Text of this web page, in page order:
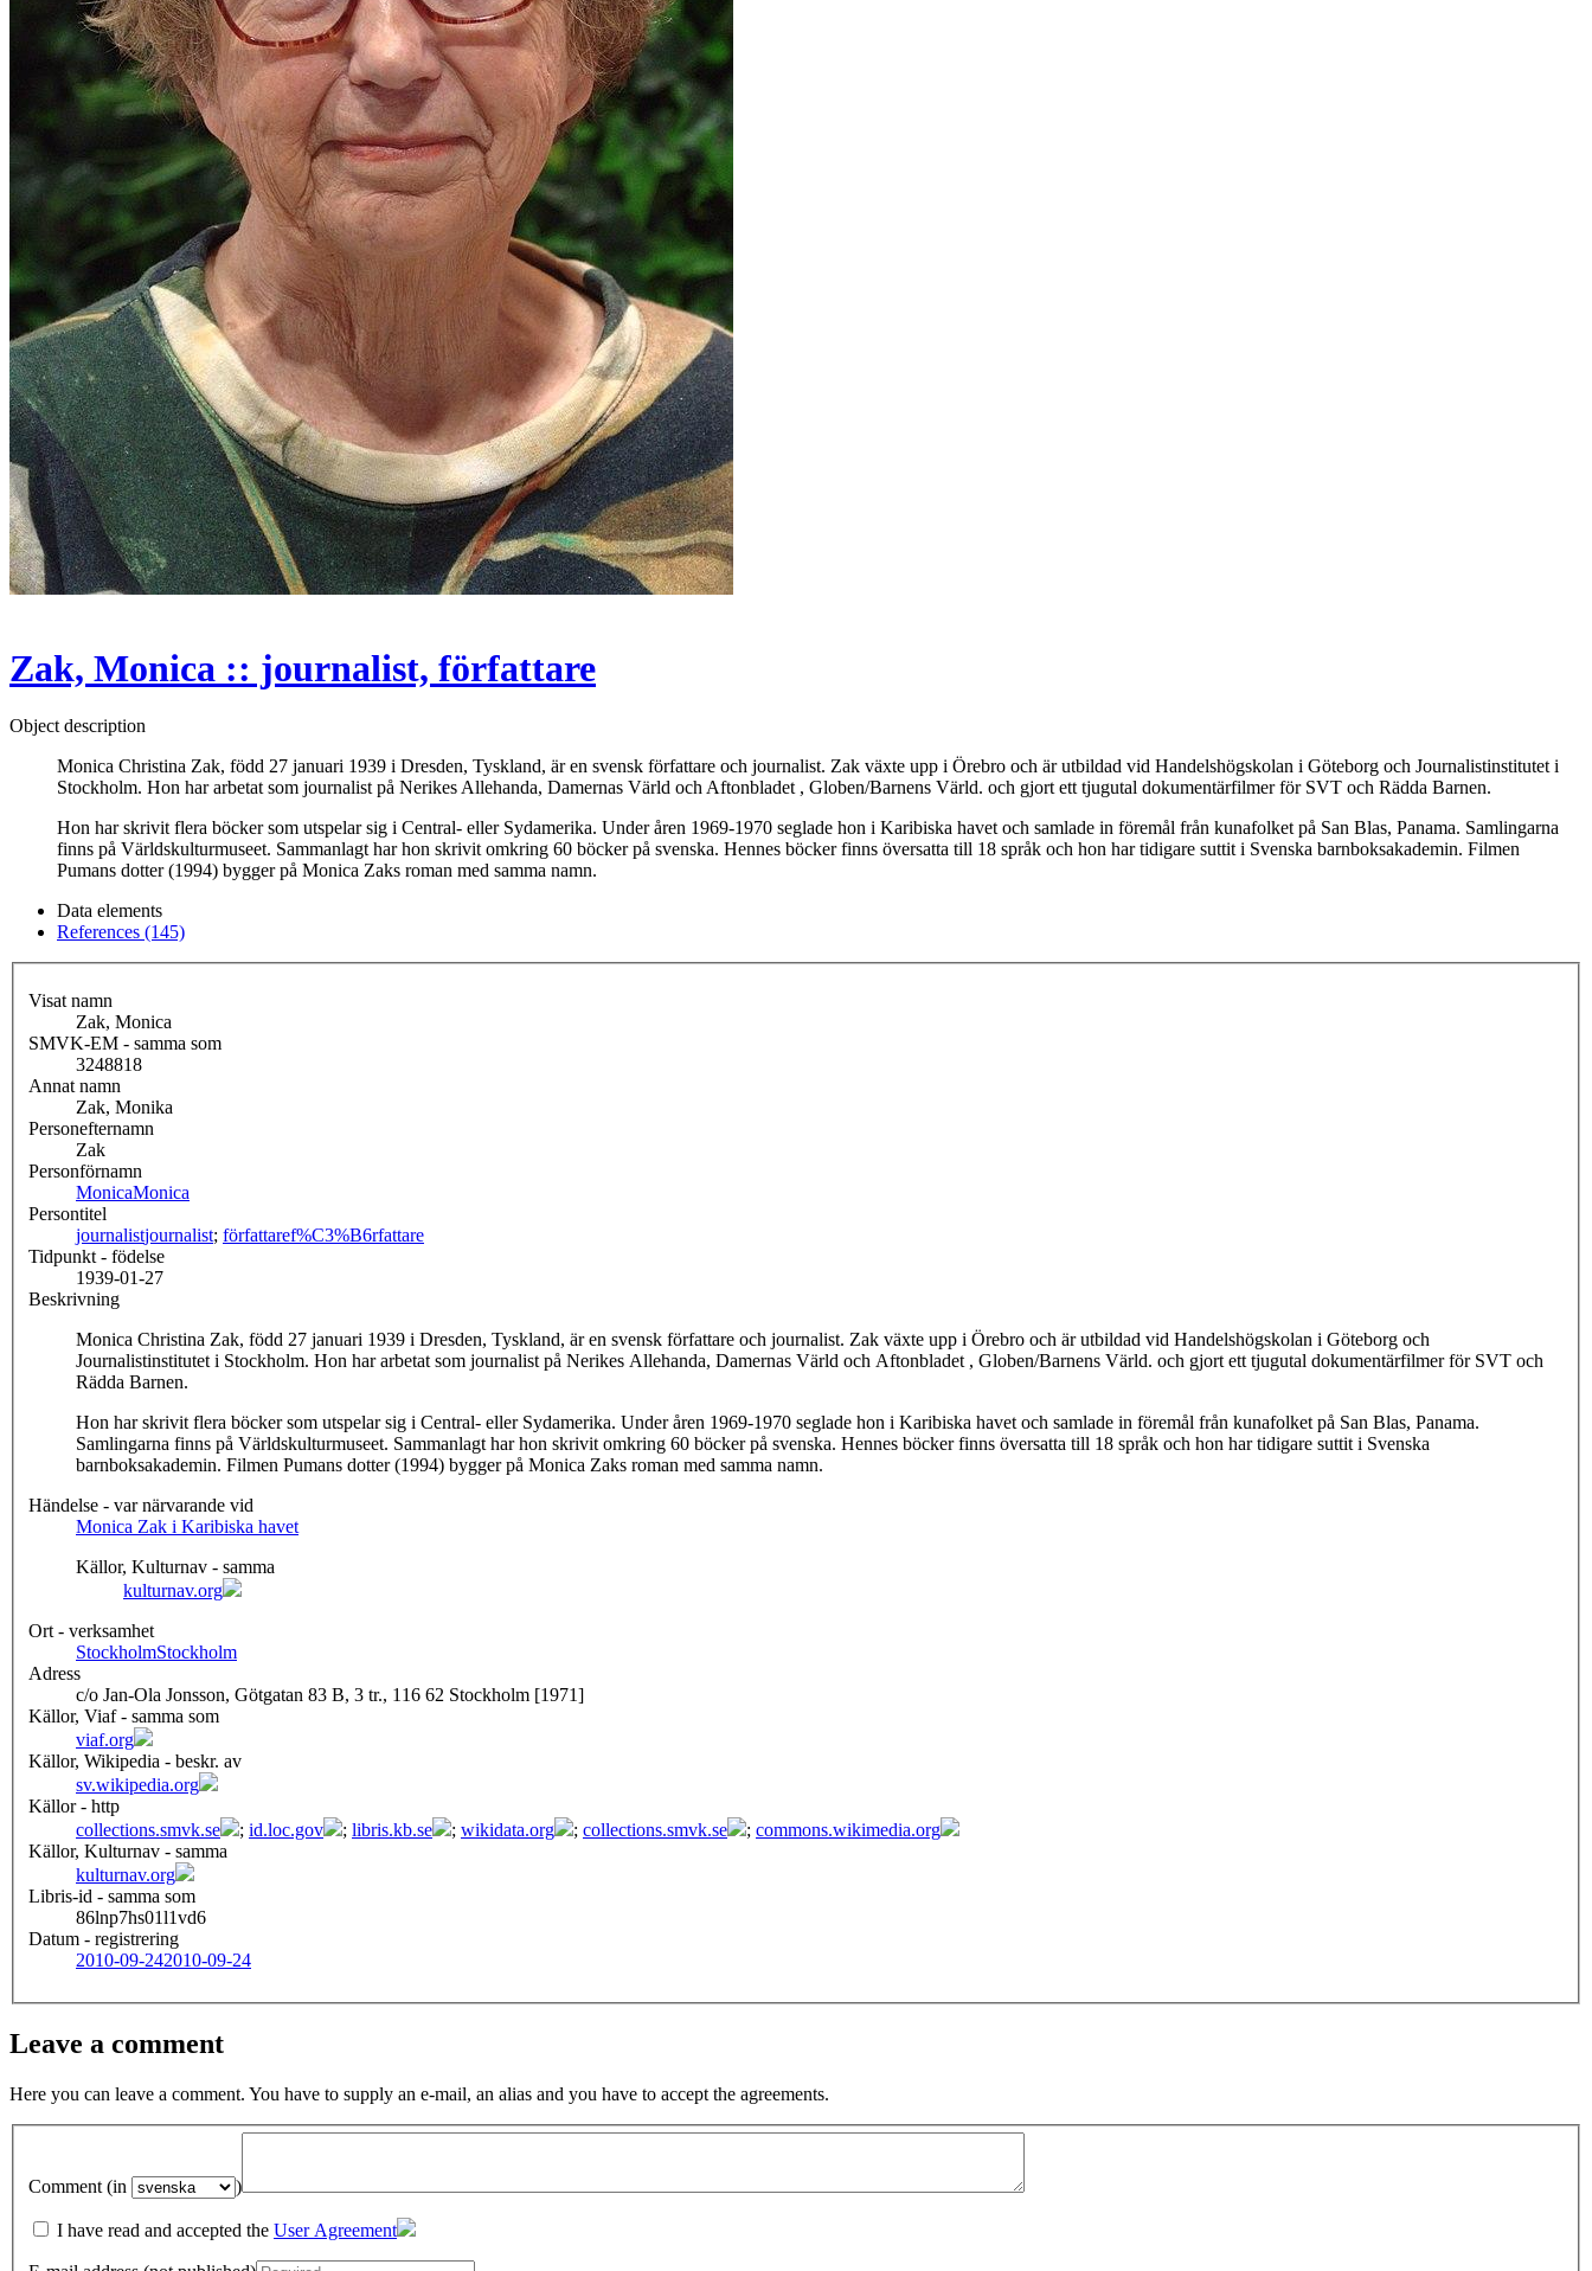
Zak, Monica :: journalist, författare
Object description
Monica Christina Zak, född 27 januari 1939 i Dresden, Tyskland, är en svensk författare och journalist. Zak växte upp i Örebro och är utbildad vid Handelshögskolan i Göteborg och Journalistinstitutet i
Stockholm. Hon har arbetat som journalist på Nerikes Allehanda, Damernas Värld och Aftonbladet , Globen/Barnens Värld. och gjort ett tjugutal dokumentärfilmer för SVT och Rädda Barnen.
Hon har skrivit flera böcker som utspelar sig i Central- eller Sydamerika. Under åren 1969-1970 seglade hon i Karibiska havet och samlade in föremål från kunafolket på San Blas, Panama. Samlingarna
finns på Världskulturmuseet. Sammanlagt har hon skrivit omkring 60 böcker på svenska. Hennes böcker finns översatta till 18 språk och hon har tidigare suttit i Svenska barnboksakademin. Filmen
Pumans dotter (1994) bygger på Monica Zaks roman med samma namn.
Data elements
References (145)
Visat namn
Zak, Monica
SMVK-EM - samma som
3248818
Annat namn
Zak, Monika
Personefternamn
Zak
Personförnamn
MonicaMonica
Persontitel
journalistjournalist; författaref%C3%B6rfattare
Tidpunkt - födelse
1939-01-27
Beskrivning
Monica Christina Zak, född 27 januari 1939 i Dresden, Tyskland, är en svensk författare och journalist. Zak växte upp i Örebro och är utbildad vid Handelshögskolan i Göteborg och
Journalistinstitutet i Stockholm. Hon har arbetat som journalist på Nerikes Allehanda, Damernas Värld och Aftonbladet , Globen/Barnens Värld. och gjort ett tjugutal dokumentärfilmer för SVT och
Rädda Barnen.
Hon har skrivit flera böcker som utspelar sig i Central- eller Sydamerika. Under åren 1969-1970 seglade hon i Karibiska havet och samlade in föremål från kunafolket på San Blas, Panama.
Samlingarna finns på Världskulturmuseet. Sammanlagt har hon skrivit omkring 60 böcker på svenska. Hennes böcker finns översatta till 18 språk och hon har tidigare suttit i Svenska
barnboksakademin. Filmen Pumans dotter (1994) bygger på Monica Zaks roman med samma namn.
Händelse - var närvarande vid
Monica Zak i Karibiska havet
Källor, Kulturnav - samma
kulturnav.org
Ort - verksamhet
StockholmStockholm
Adress
c/o Jan-Ola Jonsson, Götgatan 83 B, 3 tr., 116 62 Stockholm [1971]
Källor, Viaf - samma som
viaf.org
Källor, Wikipedia - beskr. av
sv.wikipedia.org
Källor - http
collections.smvk.se
; id.loc.gov ; libris.kb.se ; wikidata.org ; collections.smvk.se ; commons.wikimedia.org
Källor, Kulturnav - samma
kulturnav.org
Libris-id - samma som
86lnp7hs01l1vd6
Datum - registrering
2010-09-242010-09-24
Leave a comment
Here you can leave a comment. You have to supply an e-mail, an alias and you have to accept the agreements.
Comment (in )
I have read and accepted the User Agreement